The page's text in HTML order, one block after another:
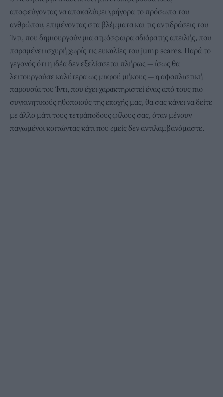
αποφεύγοντας να αποκαλύψει γρήγορα το πρόσωπο του
ανθρώπου, επιμένοντας στα βλέμματα και τις αντιδράσεις του
Ίντι, που δημιουργούν μια ατμόσφαιρα αδιόρατης απειλής, που
παραμένει ισχυρή χωρίς τις ευκολίες του jump scares. Παρά το
γεγονός ότι η ιδέα δεν εξελίσσεται πλήρως — ίσως θα
λειτουργούσε καλύτερα ως μικρού μήκους — η αφοπλιστική
παρουσία του Ίντι, που έχει χαρακτηριστεί ένας από τους πιο
συγκινητικούς ηθοποιούς της εποχής μας, θα σας κάνει να δείτε
με άλλο μάτι τους τετράποδους φίλους σας, όταν μένουν
παγωμένοι κοιτώντας κάτι που εμείς δεν αντιλαμβανόμαστε.